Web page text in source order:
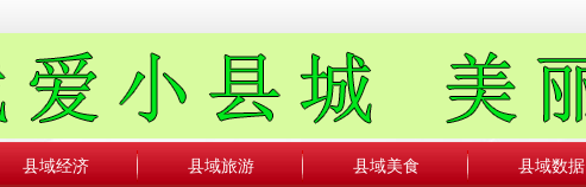
县域经济 县域旅游 县域美食 县域数据